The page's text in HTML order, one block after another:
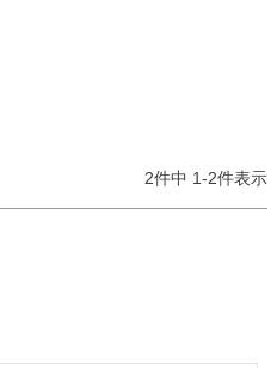
2件中 1-2件表示